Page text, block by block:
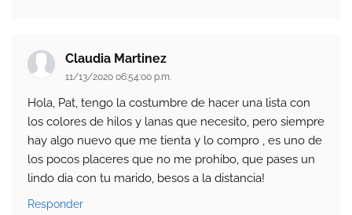
Claudia Martinez
11/13/2020 06:54:00 p.m.
Hola, Pat, tengo la costumbre de hacer una lista con
los colores de hilos y lanas que necesito, pero siempre
hay algo nuevo que me tienta y lo compro , es uno de
los pocos placeres que no me prohibo, que pases un
lindo dia con tu marido, besos a la distancia!
Responder